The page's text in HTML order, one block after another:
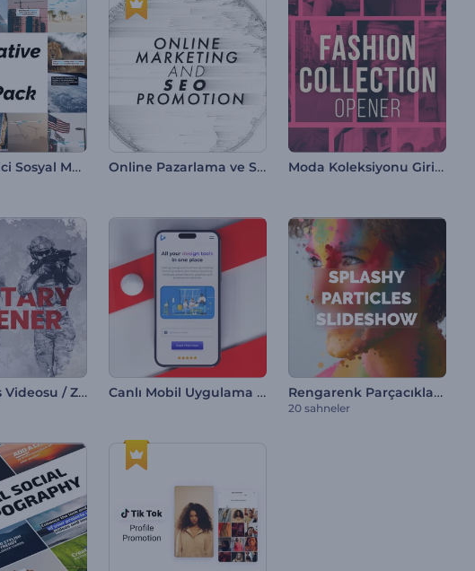
Bilgilendirici Sosyal Medya Video Paketi Online Pazarlama ve SEO Tanıtımı Moda Koleksiyonu Giriş Videosu
Askeri Giriş Videosu / Zafer Günü Canlı Mobil Uygulama Tanıtımı Rengarenk Parçacıklar Slayt Gösterisi
20 sahneler